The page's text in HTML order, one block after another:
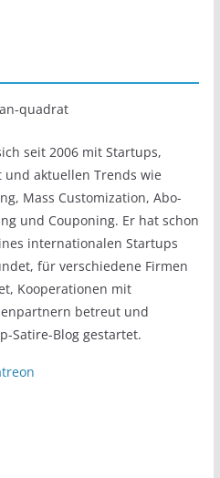
seit 2006 mit Startups,
aktuellen Trends wie
Mass Customization, Abo-
und Couponing. Er hat schon
internationalen Startups
für verschiedene Firmen
Kooperationen mit
betreut und
Satire-Blog gestartet.